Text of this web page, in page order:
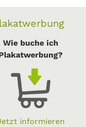
Wie buche ich
informieren